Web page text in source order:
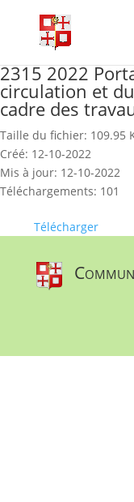
content
2315 2022
circulation et
cadre des
Taille du fichier: 109.95
Créé: 12-10-2022
Mis à jour: 12-10-2022
Téléchargements: 101
Télécharger